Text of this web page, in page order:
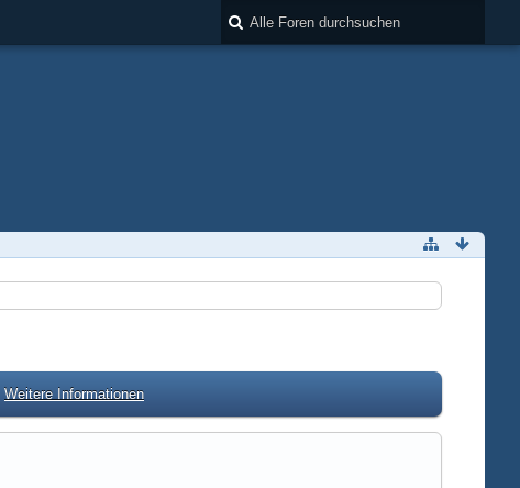
Weitere Informationen